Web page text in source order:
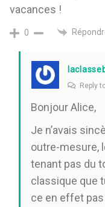
vacances !
0
Reply
Bonjour Alice,
Je n’avais
outre-mesure,
tenant pas du
classique que
ce en effet pas